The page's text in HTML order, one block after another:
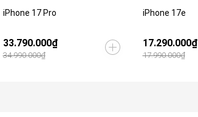
iPhone 17 Pro
33.790.000₫
34.990.000₫
iPhone 17e
17.290.000₫
17.990.000₫